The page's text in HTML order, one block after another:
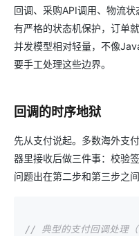
回调、采购API调用、物流
有严格的状态机保护，订单
并发模型相对轻量，不像
要手工处理这些边界。
回调的时序地狱
先从支付说起。多数海外支
器里接收后做三件事：校验
问题出在第二步和第三步之间
// 典型的支付回调处理（